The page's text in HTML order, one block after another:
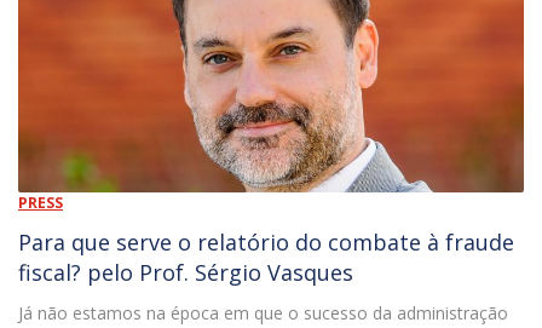
PRESS
Para que serve o relatório do combate à fraude
fiscal? pelo Prof. Sérgio Vasques
Já não estamos na época em que o sucesso da administração